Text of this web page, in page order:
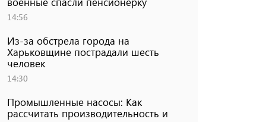
14:56
Из-за обстрела города на
Харьковщине пострадали шесть
человек
14:30
Промышленные насосы: Как
рассчитать производительность и